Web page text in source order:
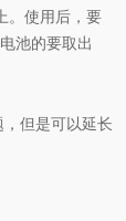
。使用后，要
池的要取出
但是可以延长